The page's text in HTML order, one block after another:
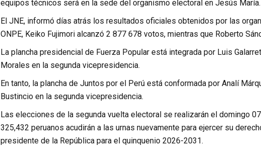
equipos técnicos será en la sede del organismo electoral en Jesús María.
El JNE, informó días atrás los resultados oficiales obtenidos por las
ONPE, Keiko Fujimori alcanzó 2 877 678 votos, mientras que Roberto
La plancha presidencial de Fuerza Popular está integrada por Luis
Morales en la segunda vicepresidencia.
En tanto, la plancha de Juntos por el Perú está conformada por Analí
Bustincio en la segunda vicepresidencia.
Las elecciones de la segunda vuelta electoral se realizarán el domingo
325,432 peruanos acudirán a las urnas nuevamente para ejercer su
presidente de la República para el quinquenio 2026-2031.